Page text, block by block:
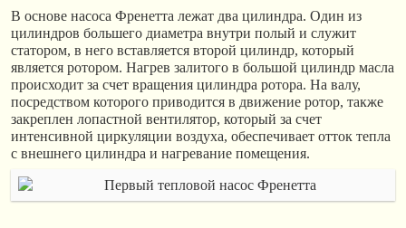
В основе насоса Френетта лежат два цилиндра. Один из
цилиндров большего диаметра внутри полый и служит
статором, в него вставляется второй цилиндр, который
является ротором. Нагрев залитого в большой цилиндр масла
происходит за счет вращения цилиндра ротора. На валу,
посредством которого приводится в движение ротор, также
закреплен лопастной вентилятор, который за счет
интенсивной циркуляции воздуха, обеспечивает отток тепла
с внешнего цилиндра и нагревание помещения.